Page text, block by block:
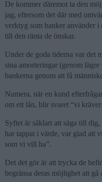
De kommer däremot ta den
jag, eftersom det där med
verktyg som banker använder i
till den ränta de önskar.
Under de goda tiderna var det
sina amorteringar (genom
bankerna genom att få
Numera, när en kund
om ett lån, blir svaret “vi
Syftet är såklart att säga till
har tappat i värde, var glad att
som vi vill ha”.
Det det gör är att trycka de
begränsa deras möjlighet att gå